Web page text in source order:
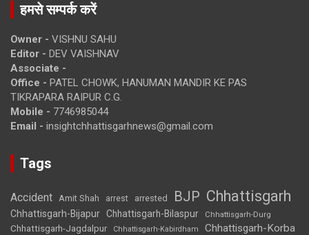
हमसे सम्पर्क करें
Owner - VISHNU SAHU
Editor - DEV VAISHNAV
Associate -
Office - PATEL CHOWK, HANUMAN MANDIR KE PAS
TIKRAPARA RAIPUR C.G.
Mobile - 7746985044
Email - insightchhattisgarhnews@gmail.com
Tags
Accident Amit Shah arrest arrested BJP Chhattisgarh
Chhattisgarh-Bijapur Chhattisgarh-Bilaspur Chhattisgarh-Durg
Chhattisgarh-Jagdalpur Chhattisgarh-Kabirdham Chhattisgarh-Korba